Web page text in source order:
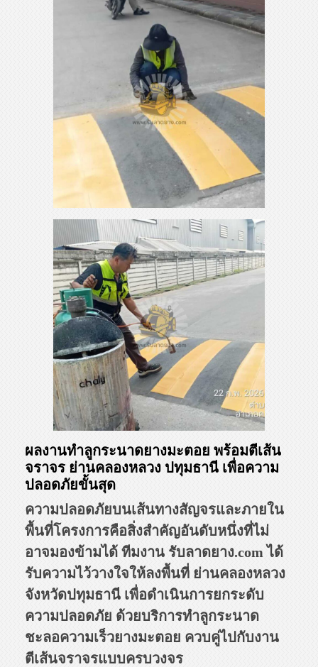
ผลงานทำลูกระนาดยางมะตอย พร้อมตีเส้น
จราจร ย่านคลองหลวง ปทุมธานี เพื่อความ
ปลอดภัยขั้นสุด
ความปลอดภัยบนเส้นทางสัญจรและภายใน
พื้นที่โครงการคือสิ่งสำคัญอันดับหนึ่งที่ไม่
อาจมองข้ามได้ ทีมงาน รับลาดยาง.com ได้
รับความไว้วางใจให้ลงพื้นที่ ย่านคลองหลวง
จังหวัดปทุมธานี เพื่อดำเนินการยกระดับ
ความปลอดภัย ด้วยบริการทำลูกระนาด
ชะลอความเร็วยางมะตอย ควบคู่ไปกับงาน
ตีเส้นจราจรแบบครบวงจร